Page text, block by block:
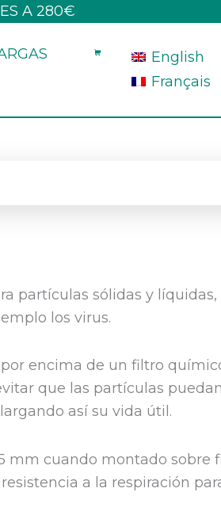
A 280€
English
Français
partículas sólidas y
los virus.
encima de un filtro
que las partículas puedan
así su vida útil.
mm cuando montado sobre
a la respiración